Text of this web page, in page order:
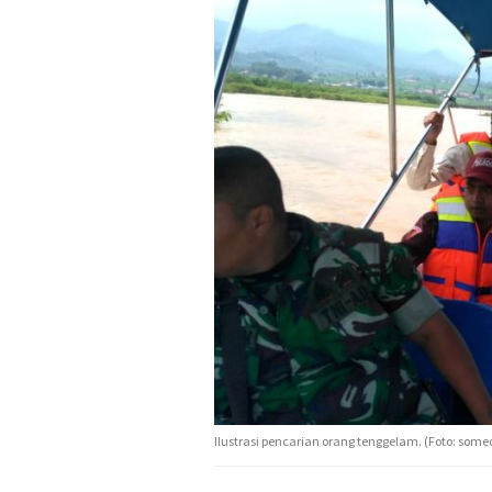
Ilustrasi pencarian orang tenggelam. (Foto: